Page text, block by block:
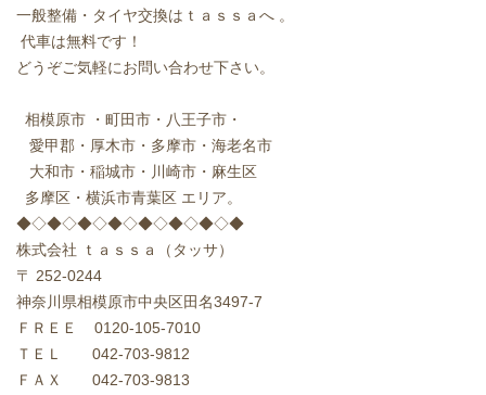
一般整備・タイヤ交換はｔａｓｓａへ 。
代車は無料です！
どうぞご気軽にお問い合わせ下さい。
相模原市
・町田市・八王子市・
愛甲郡・厚木市・多摩市・海老名市
大和市・稲城市・川崎市・麻生区
多摩区・横浜市青葉区 エリア。
◆◇◆◇◆◇◆◇◆◇◆◇◆◇◆
株式会社
ｔａｓｓａ（タッサ）
〒 252-0244
神奈川県相模原市中央区田名3497-7
ＦＲＥＥ
0120-105-7010
ＴＥＬ
042-703-9812
ＦＡＸ
042-703-9813